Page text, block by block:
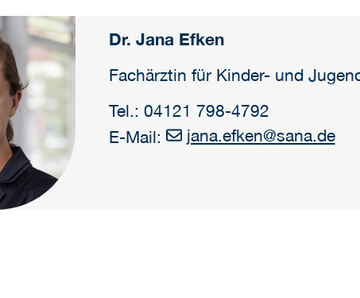
Dr. Jana Efken
Fachärztin für Kinder- und
Tel.: 04121 798-4792
E-Mail:
jana.efken@sana.de